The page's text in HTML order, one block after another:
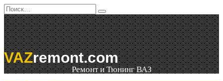
Перейти
к
содержанию
Search
for:
VAZremont.com
Ремонт и Тюнинг ВАЗ